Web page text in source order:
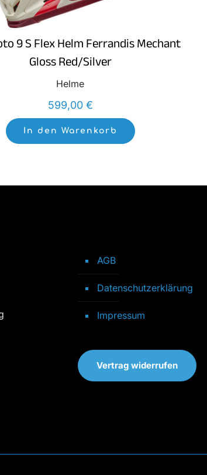
9 S Flex Helm Ferrandis Mechant
Gloss Red/Silver
Helme
599,00 €
In den Warenkorb
AGB
Datenschutzerklärung
Impressum
Vertrag widerrufen